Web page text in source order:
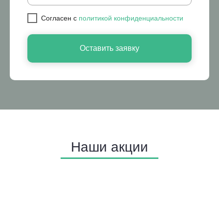
Cогласен с политикой конфиденциальности
Оставить заявку
Наши акции